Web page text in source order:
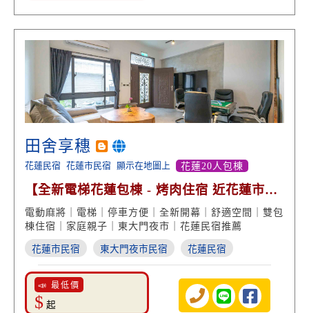
田舍享穗
花蓮民宿 花蓮市民宿 顯示在地圖上 花蓮20人包棟
【全新電梯花蓮包棟 - 烤肉住宿 近花蓮市區
便利交通】
電動麻將｜電梯｜停車方便｜全新開幕｜舒適空間｜雙包
棟住宿｜家庭親子｜東大門夜市｜花蓮民宿推薦
花蓮市民宿 東大門夜市民宿 花蓮民宿
📣 最低價
$ 起